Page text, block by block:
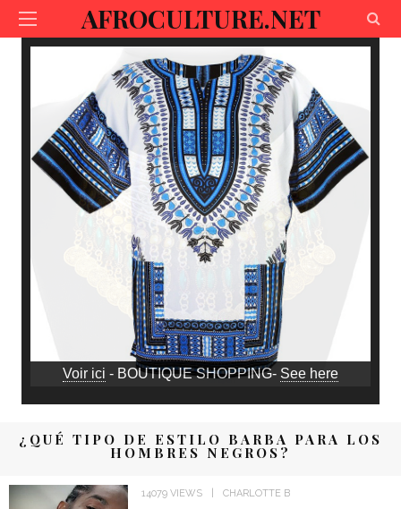
AFROCULTURE.NET
Voir ici - BOUTIQUE SHOPPING- See here
¿QUÉ TIPO DE ESTILO BARBA PARA LOS
HOMBRES NEGROS?
14079 VIEWS CHARLOTTE B